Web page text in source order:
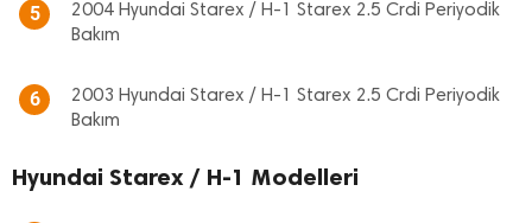
5
2004 Hyundai Starex / H-1 Starex 2.5 Crdi Periyodik
Bakım
6
2003 Hyundai Starex / H-1 Starex 2.5 Crdi Periyodik
Bakım
Hyundai Starex / H-1 Modelleri